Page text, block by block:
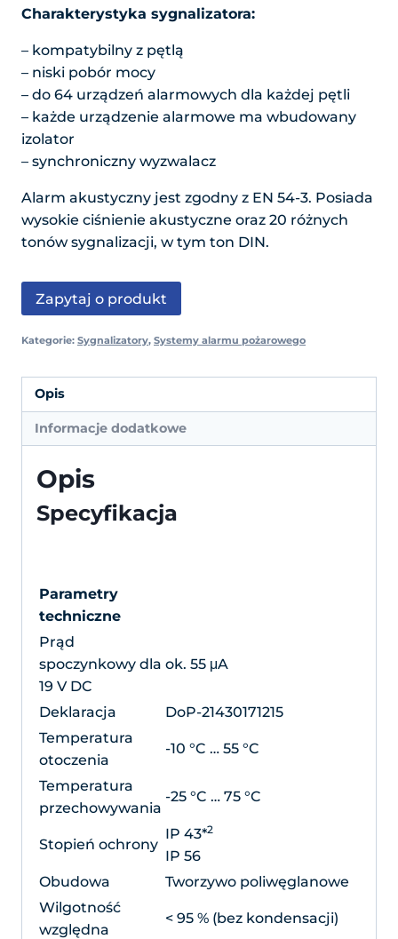
Charakterystyka sygnalizatora:
– kompatybilny z pętlą
– niski pobór mocy
– do 64 urządzeń alarmowych dla każdej pętli
– każde urządzenie alarmowe ma wbudowany
izolator
– synchroniczny wyzwalacz
Alarm akustyczny jest zgodny z EN 54-3. Posiada
wysokie ciśnienie akustyczne oraz 20 różnych
tonów sygnalizacji, w tym ton DIN.
Zapytaj o produkt
Kategorie: Sygnalizatory, Systemy alarmu pożarowego
Opis
Informacje dodatkowe
Opis
Specyfikacja
Parametry
techniczne
Prąd
spoczynkowy dla
19 V DC
ok. 55 μA
Deklaracja
DoP-21430171215
Temperatura
otoczenia
-10 °C … 55 °C
Temperatura
przechowywania
-25 °C … 75 °C
Stopień ochrony
IP 43*2
IP 56
Obudowa
Tworzywo poliwęglanowe
Wilgotność
względna
< 95 % (bez kondensacji)